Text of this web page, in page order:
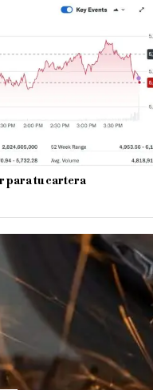
para tu cartera